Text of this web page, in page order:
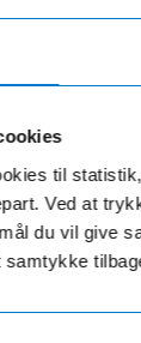
til
Ved at
du vil give
4 Evolution,
på en
4 med?